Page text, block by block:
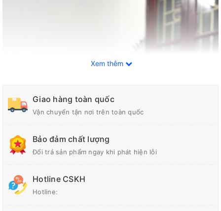
Xem thêm
Giao hàng toàn quốc
Vận chuyển tận nơi trên toàn quốc
Bảo đảm chất lượng
Đổi trả sản phẩm ngay khi phát hiện lỗi
Hotline CSKH
Hotline: